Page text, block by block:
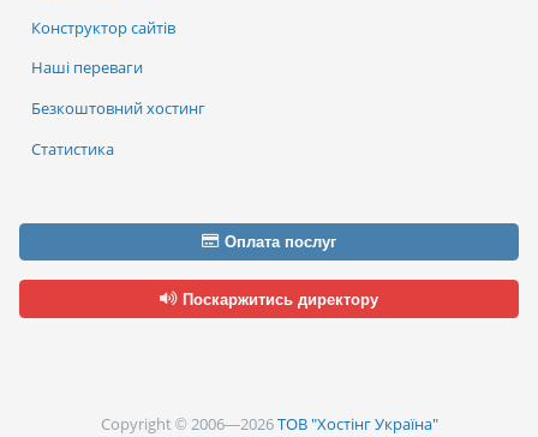
Конструктор сайтів
Наші переваги
Безкоштовний хостинг
Статистика
Оплата послуг
Поскаржитись директору
Copyright © 2006—2026ТОВ "Хостінг Україна"